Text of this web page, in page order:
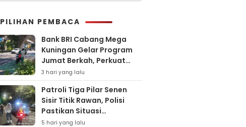
PILIHAN PEMBACA
Bank BRI Cabang Mega
Kuningan Gelar Program
Jumat Berkah, Perkuat
Komitmen untuk Saling
Berbagai
3 hari yang lalu
Patroli Tiga Pilar Senen
Sisir Titik Rawan, Polisi
Pastikan Situasi
Kamtibmas Kondusif
5 hari yang lalu